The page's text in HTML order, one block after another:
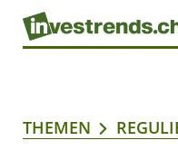
THEMEN